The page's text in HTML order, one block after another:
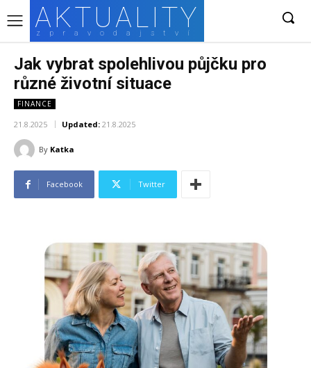
AKTUALITY
zpravodajství
Jak vybrat spolehlivou půjčku pro
různé životní situace
FINANCE
21.8.2025 Updated: 21.8.2025
By Katka
Facebook Twitter